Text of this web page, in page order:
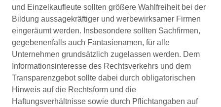
und Einzelkaufleute sollten größere Wahlfreiheit bei der
Bildung aussagekräftiger und werbewirksamer Firmen
eingeräumt werden. Insbesondere sollten Sachfirmen,
gegebenenfalls auch Fantasienamen, für alle
Unternehmen grundsätzlich zugelassen werden. Dem
Informationsinteresse des Rechtsverkehrs und dem
Transparenzgebot sollte dabei durch obligatorischen
Hinweis auf die Rechtsform und die
Haftungsverhältnisse sowie durch Pflichtangaben auf